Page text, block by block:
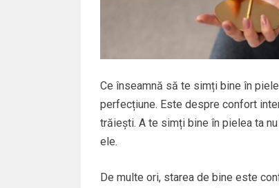
Ce înseamnă să te simți bine în
perfecțiune. Este despre confort
trăiești. A te simți bine în pielea ta
ele.
De multe ori, starea de bine este